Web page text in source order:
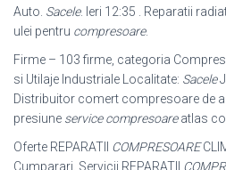
Auto. Sacele. Ieri 12:35 . Reparatii
ulei pentru compresoare.
Firme – 103 firme, categoria
si Utilaje Industriale Localitate: Sacele
Distribuitor comert compresoare de
presiune service compresoareatlas
Oferte REPARATII COMPRESOARE
Cumparari, Servicii REPARATII